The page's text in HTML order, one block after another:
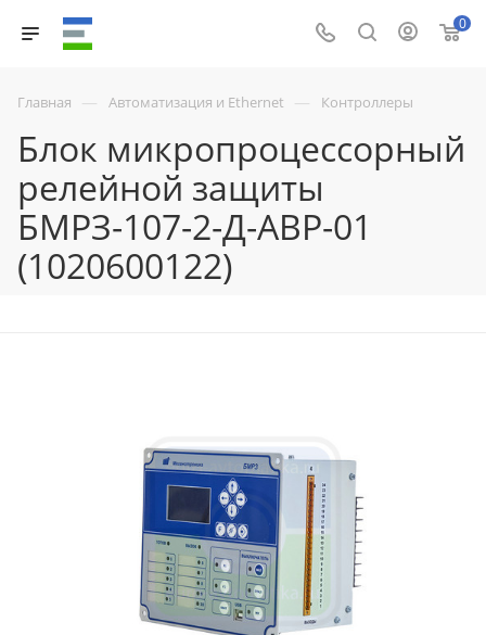
0
Главная — Автоматизация и Ethernet — Контроллеры
Блок микропроцессорный
релейной защиты
БМРЗ-107-2-Д-АВР-01
(1020600122)